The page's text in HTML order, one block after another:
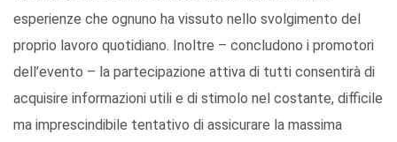
esperienze che ognuno ha vissuto nello svolgimento del
proprio lavoro quotidiano. Inoltre – concludono i promotori
dell’evento – la partecipazione attiva di tutti consentirà di
acquisire informazioni utili e di stimolo nel costante, difficile
ma imprescindibile tentativo di assicurare la massima